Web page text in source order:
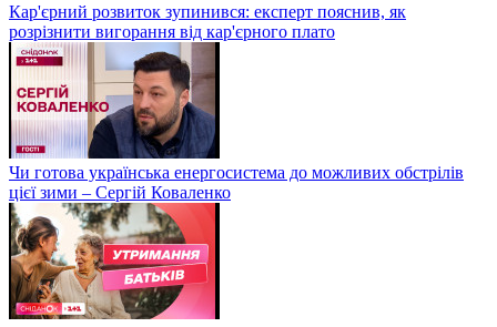
Кар'єрний розвиток зупинився: експерт пояснив, як
розрізнити вигорання від кар'єрного плато
Чи готова українська енергосистема до можливих обстрілів
цієї зими – Сергій Коваленко